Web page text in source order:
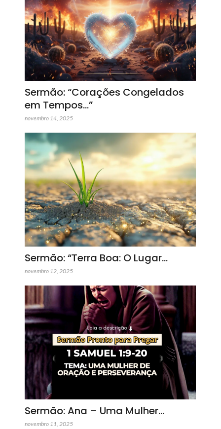
Sermão: “Corações Congelados
em Tempos…”
novembro 14, 2025
Sermão: “Terra Boa: O Lugar…
novembro 12, 2025
Sermão: Ana – Uma Mulher…
novembro 11, 2025